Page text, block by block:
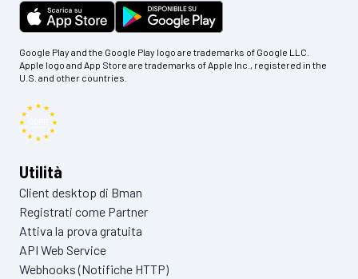
Google Play and the Google Play logo are trademarks of Google LLC.
Apple logo and App Store are trademarks of Apple Inc., registered in the
U.S. and other countries.
Utilità
Client desktop di Bman
Registrati come Partner
Attiva la prova gratuita
API Web Service
Webhooks (Notifiche HTTP)